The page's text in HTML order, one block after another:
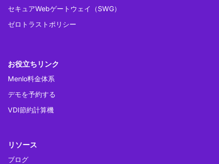
セキュアWebゲートウェイ（SWG）
ゼロトラストポリシー
お役立ちリンク
Menlo料金体系
デモを予約する
VDI節約計算機
リソース
ブログ